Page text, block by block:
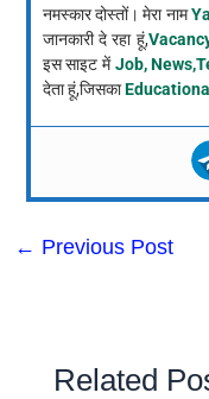
नमस्कार दोस्तों। मेरा नाम
जानकारी दे रहा हूं,
इस साइट मेंJob,
देता हूं,जिसका
← Previous Post
Related